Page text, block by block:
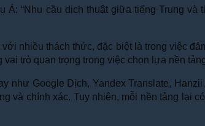
Á: “Nhu cầu dịch thuật giữa tiếng Trung
nhiều thách thức, đặc biệt là trong việc
trò quan trọng trong việc chọn lựa nền
như Google Dịch, Yandex Translate,
và chính xác. Tuy nhiên, mỗi nền tảng lại